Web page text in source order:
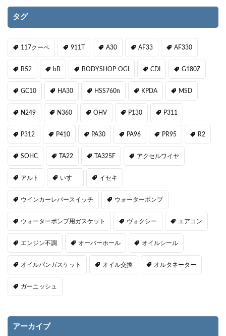
タグ
117クーペ 911T A30 AF33 AF330
B52 bB BODYSHOP-OGI CDI G180Z
GC10 HA30 HSS760n KPDA MSD
N249 N360 OHV P130 P311
P312 P410 PA30 PA96 PR95 R2
SOHC TA22 TA325F アクセルワイヤ
アルト いすゞ イセキ
ウインカーレバースイッチ ウォーターポンプ
ウォーターポンプ用ガスケット ヴォクシー エアコン
エンジン不調 オーバーホール オイルシール
オイルパンガスケット オイル交換 オルタネーター
ガーニッシュ
アーカイブ